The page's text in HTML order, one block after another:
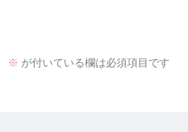
※ が付いている欄は必須項目です